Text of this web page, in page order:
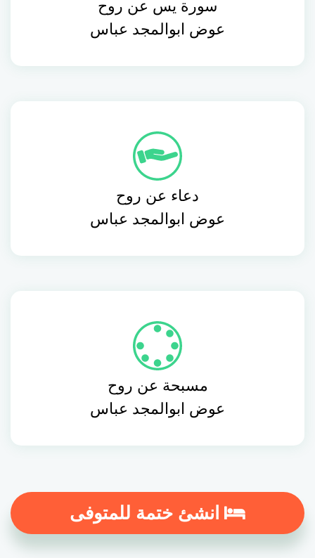
سورة يس عن روح
عوض ابوالمجد عباس
دعاء عن روح
عوض ابوالمجد عباس
مسبحة عن روح
عوض ابوالمجد عباس